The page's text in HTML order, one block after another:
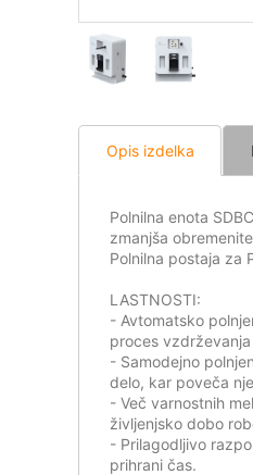
Opis izdelka
Polnilna enota
zmanjša
Polnilna postaja za
LASTNOSTI:
- Avtomatsko
proces
- Samodejno
delo, kar poveča
- Več varnostnih
življenjsko dobo
- Prilagodljivo
prihrani čas.